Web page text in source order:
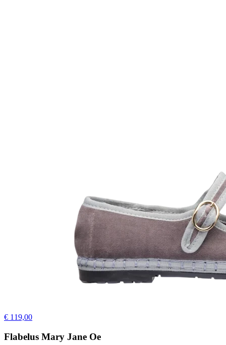
€ 119,00
Flabelus Mary Jane Oe